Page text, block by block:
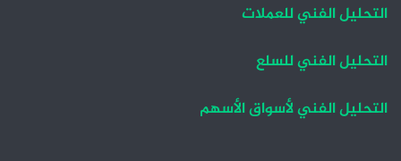
التحليل الفني للعملات
التحليل الفني للسلع
التحليل الفني لأسواق الأسهم